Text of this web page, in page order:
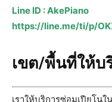
Line ID : AkePiano
https://line.me/ti/p/
เขต/พื้นที่ให้บ
เราให้บริการซ่อมเปียโน